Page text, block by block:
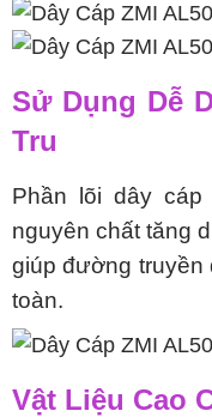
Sử Dụng Dễ
Tru
Phần lõi dây
nguyên chất tăng
giúp đường truyền
toàn.
Vật Liệu Cao